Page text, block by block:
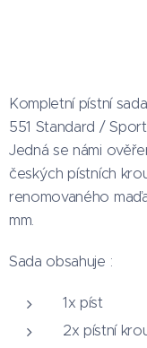
Kompletní pístní
551 Standard /
Jedná se námi
českých pístních
renomovaného
mm.
Sada obsahuje :
1x píst
2x pístní